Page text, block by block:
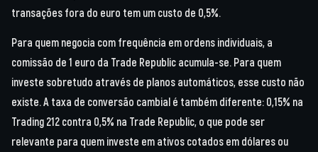
transações fora do euro tem um custo de 0,5%.
Para quem negocia com frequência em ordens individuais, a
comissão de 1 euro da Trade Republic acumula-se. Para quem
investe sobretudo através de planos automáticos, esse custo não
existe. A taxa de conversão cambial é também diferente: 0,15% na
Trading 212 contra 0,5% na Trade Republic, o que pode ser
relevante para quem investe em ativos cotados em dólares ou